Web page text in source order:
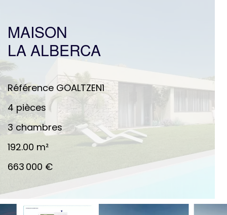
MAISON
LA ALBERCA
Référence GOALTZEN1
4 pièces
3 chambres
192.00 m²
663 000 €